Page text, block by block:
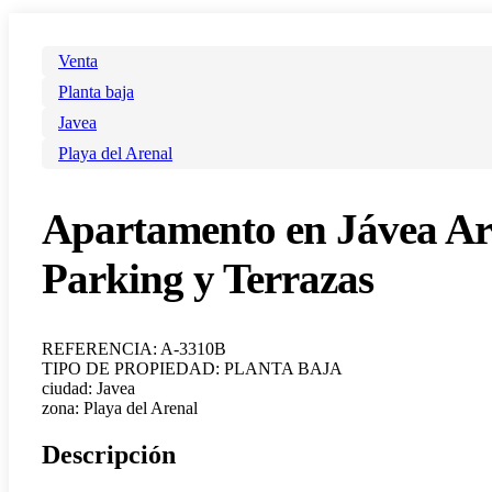
Venta
Planta baja
Javea
Playa del Arenal
Apartamento en Jávea
Parking y Terrazas
REFERENCIA: A-3310B
TIPO DE PROPIEDAD: PLANTA BAJA
ciudad: Javea
zona: Playa del Arenal
Descripción